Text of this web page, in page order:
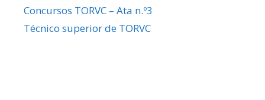
Concursos TORVC – Ata n.º3
Técnico superior de TORVC